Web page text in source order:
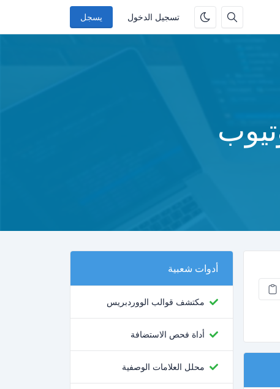
تسجيل الدخول يسجل
أدوات شعبية
مكتشف قوالب الووردبريس
أداة فحص الاستضافة
محلل العلامات الوصفية